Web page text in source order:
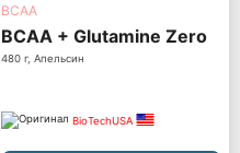
ВСАА
BCAA + Glutamine Zero
480 г, Апельсин
BioTechUSA